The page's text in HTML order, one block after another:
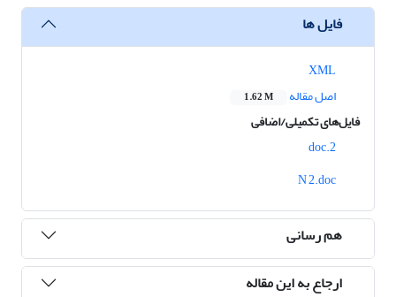
فایل ها
اصل مقاله
1.62 M
فایل‌های تکمیلی/اضافی
2.doc
N 2.doc
هم رسانی
ارجاع به این مقاله